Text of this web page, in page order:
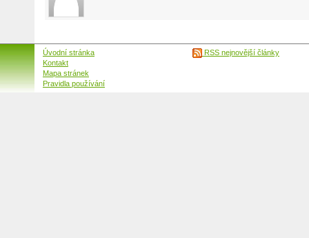
Úvodní stránka
Kontakt
Mapa stránek
Pravidla používání
RSS nejnovější články